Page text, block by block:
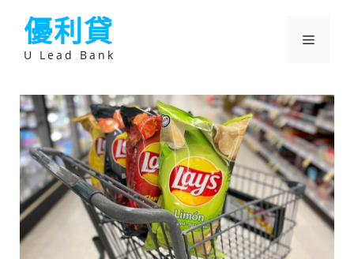
優利貸
U Lead Bank
選